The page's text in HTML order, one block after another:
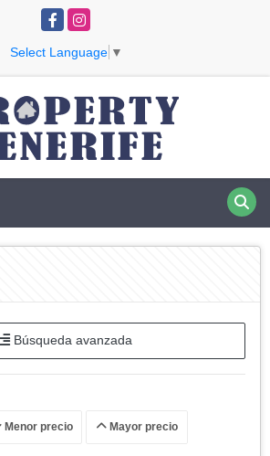
FacebookInstagram
Select Language ▼
Búsqueda avanzada
Menor precio Mayor precio